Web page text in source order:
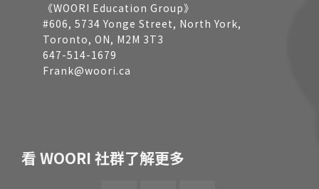
《WOORI Education Group》
#606, 5734 Yonge Street, North York,
Toronto, ON, M2M 3T3
647-514-1679
Frank@woori.ca
看 WOORI 社群了解更多